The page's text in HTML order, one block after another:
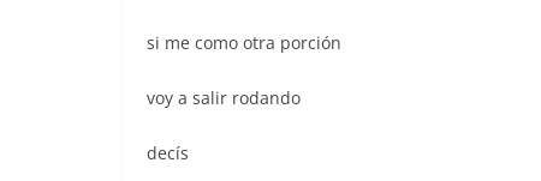
si me como otra porción
voy a salir rodando
decís